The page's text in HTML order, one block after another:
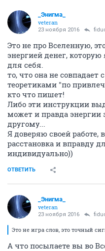
_Энигма_
veteran
23 ноября 2016
Это не про Вселенную,
энергией денег,
для себя.
то, что она не
теоретиками "по
кто что пишет!
Либо эти инструкции
может и правда
другому...
Я доверяю своей работе,
расстановка и вправду
индивидуально))
ОТВЕТИТЬ
_Энигма_
veteran
23 ноября 2016
Это не игра слов, это точный
А что посылаете вы во